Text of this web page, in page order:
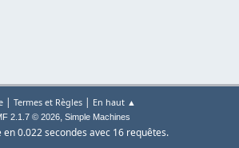
| Termes et Règles| En haut ▲
2.1.7 © 2026, Simple Machines
en 0.022 secondes avec 16 requêtes.